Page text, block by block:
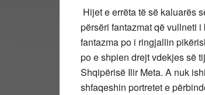
Hijet e errëta të së kaluarës
përsëri fantazmat që vullneti
fantazma po i ringjallin
po e shpien drejt vdekjes së
Shqipërisë Ilir Meta. A nuk
shfaqeshin portretet e